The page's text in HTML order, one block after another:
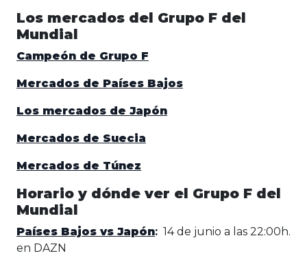
Los mercados del Grupo F del
Mundial
Campeón de Grupo F
Mercados de Países Bajos
Los mercados de Japón
Mercados de Suecia
Mercados de Túnez
Horario y dónde ver el Grupo F del
Mundial
Países Bajos vs Japón: 14 de junio a las 22:00h.
en DAZN